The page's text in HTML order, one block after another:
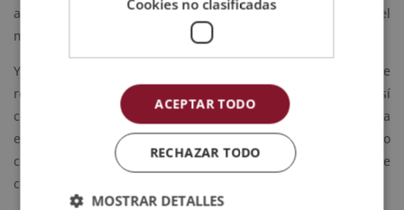
agregues a tus infusiones, esto te ayudará a acelerar el
metabolismo.
Y si debes comer fuera de casa por el trabajo, te
recomendamos que prepares tu comida a diario porque así
controlas lo que comes cada día. Mantén siempre la
estrategia de pensar lo que le va bien a tu organismo
combinando proteína, vegetales e hidratos siempre
controlando la cantidad.
Cookies no clasificadas
ACEPTAR TODO
RECHAZAR TODO
MOSTRAR DETALLES